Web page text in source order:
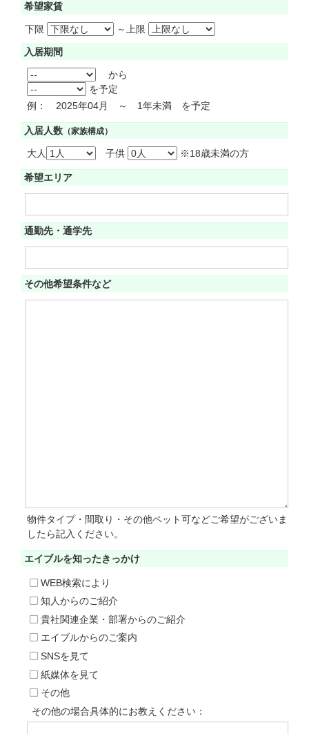
希望家賃
下限 ～ 上限
入居期間
から
を予定
例： 2025年04月 ～ 1年未満 を予定
入居人数 （家族構成）
大人 子供 ※18歳未満の方
希望エリア
通勤先・通学先
その他希望条件など
物件タイプ・間取り・その他ペット可などご希望がございま
したら記入ください。
エイブルを知ったきっかけ
WEB検索により
知人からのご紹介
貴社関連企業・部署からのご紹介
エイブルからのご案内
SNSを見て
紙媒体を見て
その他
その他の場合具体的にお教えください：